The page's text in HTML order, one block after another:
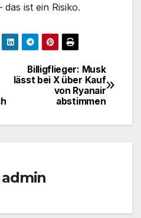
ist ein Risiko.
Billigflieger: Musk
lässt bei X über Kauf
von Ryanair
abstimmen
admin